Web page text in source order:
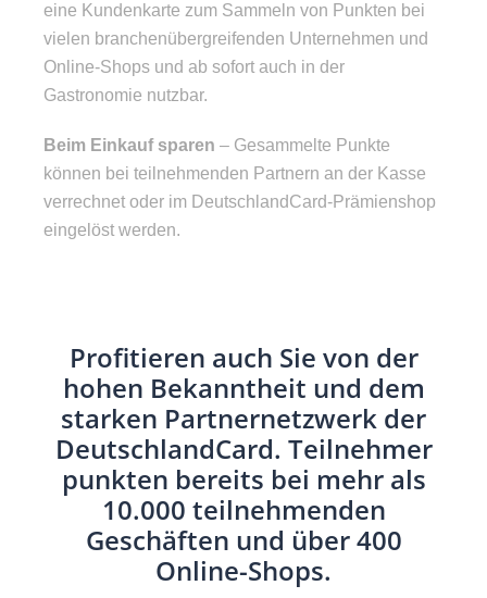
eine Kundenkarte zum Sammeln von Punkten bei
vielen branchenübergreifenden Unternehmen und
Online-Shops und ab sofort auch in der
Gastronomie nutzbar.
Beim Einkauf sparen – Gesammelte Punkte
können bei teilnehmenden Partnern an der Kasse
verrechnet oder im DeutschlandCard-Prämienshop
eingelöst werden.
Profitieren auch Sie von der
hohen Bekanntheit und dem
starken Partnernetzwerk der
DeutschlandCard. Teilnehmer
punkten bereits bei mehr als
10.000 teilnehmenden
Geschäften und über 400
Online-Shops.